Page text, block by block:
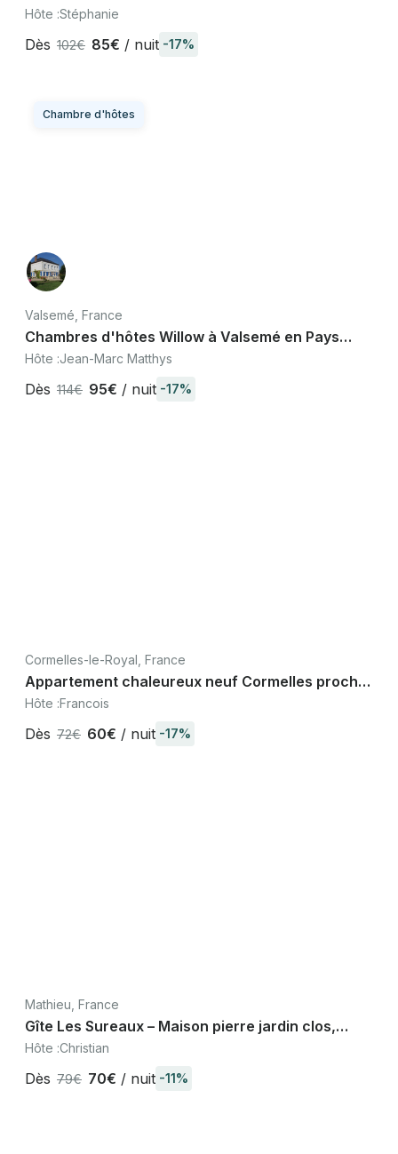
d'hôtes ferme Pays d'Auge
Hôte :Stéphanie
Dès 102€ 85€ / nuit -17%
Chambre d'hôtes
Valsemé, France
Chambres d'hôtes Willow à Valsemé en Pays
d'Auge, proche Deauville et Trouville
Hôte :Jean-Marc Matthys
Dès 114€ 95€ / nuit -17%
Cormelles-le-Royal, France
Appartement chaleureux neuf Cormelles proche
Caen, plages Débarquement Normandie
Hôte :Francois
Dès 72€ 60€ / nuit -17%
Mathieu, France
Gîte Les Sureaux – Maison pierre jardin clos,
Mathieu Caen Normandie
Hôte :Christian
Dès 79€ 70€ / nuit -11%